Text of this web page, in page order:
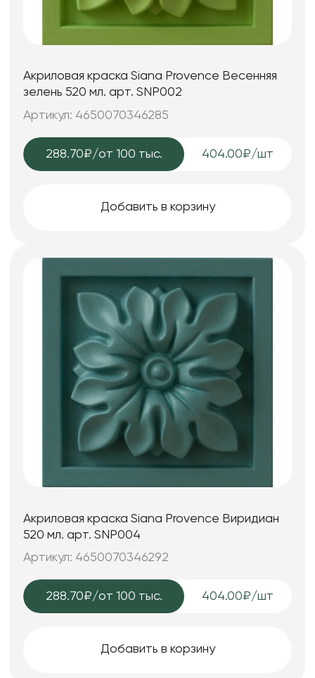
Акриловая краска Siana Provence Весенняя
зелень 520 мл. арт. SNP002
Артикул: 4650070346285
288.70₽/от 100 тыс. 404.00₽/шт
Добавить в корзину
Акриловая краска Siana Provence Виридиан
520 мл. арт. SNP004
Артикул: 4650070346292
288.70₽/от 100 тыс. 404.00₽/шт
Добавить в корзину